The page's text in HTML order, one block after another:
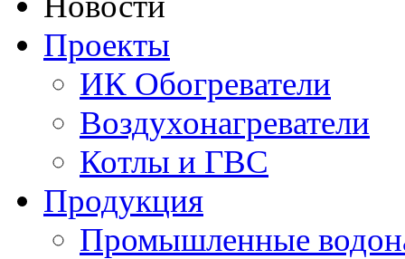
Проекты
ИК Обогреватели
Воздухонагреватели
Котлы и ГВС
Продукция
Промышленные